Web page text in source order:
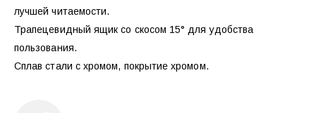
лучшей читаемости.
Трапецевидный ящик со скосом 15° для удобства
пользования.
Сплав стали с хромом, покрытие хромом.